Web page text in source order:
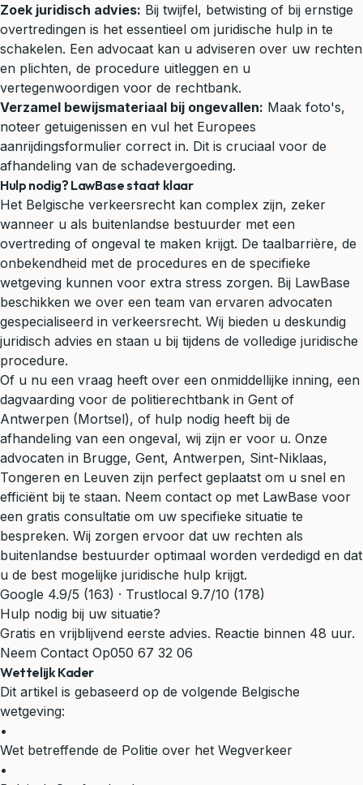
Zoek juridisch advies: Bij twijfel, betwisting of bij ernstige
overtredingen is het essentieel om juridische hulp in te
schakelen. Een advocaat kan u adviseren over uw rechten
en plichten, de procedure uitleggen en u
vertegenwoordigen voor de rechtbank.
Verzamel bewijsmateriaal bij ongevallen: Maak foto's,
noteer getuigenissen en vul het Europees
aanrijdingsformulier correct in. Dit is cruciaal voor de
afhandeling van de schadevergoeding.
Hulp nodig? LawBase staat klaar
Het Belgische verkeersrecht kan complex zijn, zeker
wanneer u als buitenlandse bestuurder met een
overtreding of ongeval te maken krijgt. De taalbarrière, de
onbekendheid met de procedures en de specifieke
wetgeving kunnen voor extra stress zorgen. Bij LawBase
beschikken we over een team van ervaren advocaten
gespecialiseerd in verkeersrecht. Wij bieden u deskundig
juridisch advies en staan u bij tijdens de volledige juridische
procedure.
Of u nu een vraag heeft over een onmiddellijke inning, een
dagvaarding voor de politierechtbank in Gent of
Antwerpen (Mortsel), of hulp nodig heeft bij de
afhandeling van een ongeval, wij zijn er voor u. Onze
advocaten in Brugge, Gent, Antwerpen, Sint-Niklaas,
Tongeren en Leuven zijn perfect geplaatst om u snel en
efficiënt bij te staan. Neem contact op met LawBase voor
een gratis consultatie om uw specifieke situatie te
bespreken. Wij zorgen ervoor dat uw rechten als
buitenlandse bestuurder optimaal worden verdedigd en dat
u de best mogelijke juridische hulp krijgt.
Google 4.9/5 (163) · Trustlocal 9.7/10 (178)
Hulp nodig bij uw situatie?
Gratis en vrijblijvend eerste advies. Reactie binnen 48 uur.
Neem Contact Op050 67 32 06
Wettelijk Kader
Dit artikel is gebaseerd op de volgende Belgische
wetgeving:
•
Wet betreffende de Politie over het Wegverkeer
•